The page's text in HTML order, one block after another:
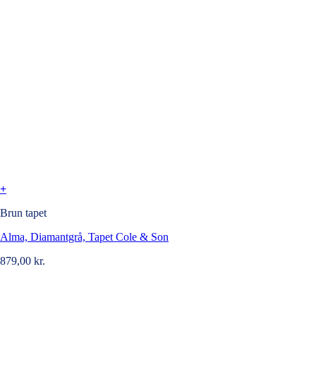
+
Brun tapet
Alma, Diamantgrå, Tapet Cole & Son
879,00 kr.